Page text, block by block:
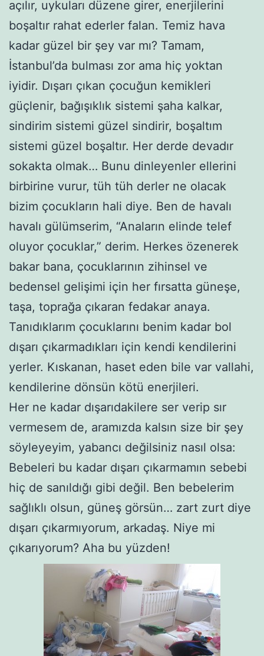
açılır, uykuları düzene girer, enerjilerini
boşaltır rahat ederler falan. Temiz hava
kadar güzel bir şey var mı? Tamam,
İstanbul’da bulması zor ama hiç yoktan
iyidir. Dışarı çıkan çocuğun kemikleri
güçlenir, bağışıklık sistemi şaha kalkar,
sindirim sistemi güzel sindirir, boşaltım
sistemi güzel boşaltır. Her derde devadır
sokakta olmak… Bunu dinleyenler ellerini
birbirine vurur, tüh tüh derler ne olacak
bizim çocukların hali diye. Ben de havalı
havalı gülümserim, “Anaların elinde telef
oluyor çocuklar,” derim. Herkes özenerek
bakar bana, çocuklarının zihinsel ve
bedensel gelişimi için her fırsatta güneşe,
taşa, toprağa çıkaran fedakar anaya.
Tanıdıklarım çocuklarını benim kadar bol
dışarı çıkarmadıkları için kendi kendilerini
yerler. Kıskanan, haset eden bile var vallahi,
kendilerine dönsün kötü enerjileri.
Her ne kadar dışarıdakilere ser verip sır
vermesem de, aramızda kalsın size bir şey
söyleyeyim, yabancı değilsiniz nasıl olsa:
Bebeleri bu kadar dışarı çıkarmamın sebebi
hiç de sanıldığı gibi değil. Ben bebelerim
sağlıklı olsun, güneş görsün… zart zurt diye
dışarı çıkarmıyorum, arkadaş. Niye mi
çıkarıyorum? Aha bu yüzden!